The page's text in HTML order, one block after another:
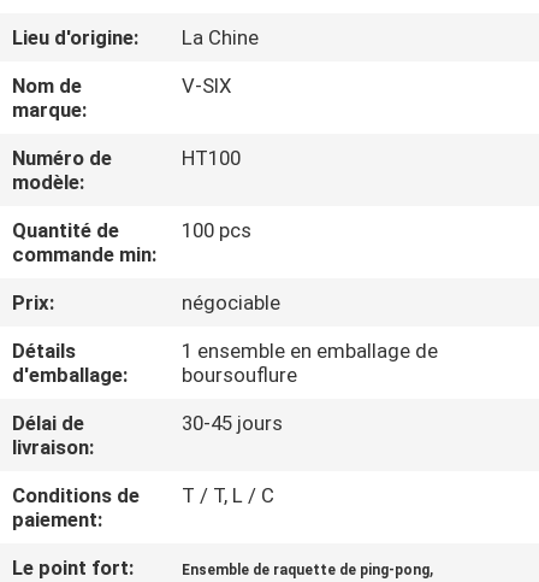
À
PROPOS
DE
NOUS
DE
L'USINE
CONTRÔLE
DE
LA
QUALITÉ
Lieu d'origine:
La Chine
Nom de
marque:
V-SIX
Numéro de
modèle:
HT100
Quantité de
commande min:
100 pcs
Prix:
négociable
Détails
d'emballage:
1 ensemble en emballage de
boursouflure
Délai de
livraison:
30-45 jours
Conditions de
paiement:
T / T, L / C
Le point fort: Ensemble de raquette de ping-pong,